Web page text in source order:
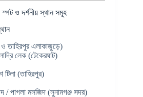
স্পট ও দর্শনীয় স্থান সমূহ
ও তাহিরপুর এলাকাজুড়ে)
লেক (টেকেরঘাট)
টিলা (তাহিরপুর)
/ পাগলা মসজিদ (সুনামগঞ্জ সদর)